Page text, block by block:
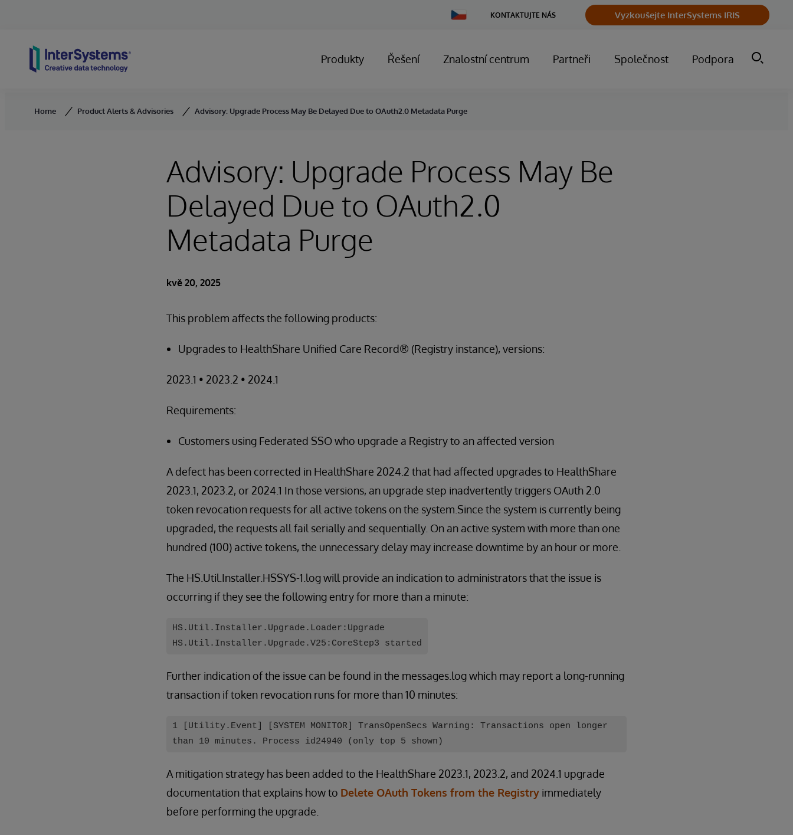
Change
Country
KONTAKTUJTE NÁS Vyzkoušejte InterSystems IRIS
Produkty Řešení Znalostní centrum Partneři Společnost Podpora
Home Product Alerts & Advisories Advisory: Upgrade Process May Be Delayed Due to OAuth2.0 Metadata Purge
Advisory: Upgrade Process May Be
Delayed Due to OAuth2.0
Metadata Purge
kvě 20, 2025
This problem affects the following products:
Upgrades to HealthShare Unified Care Record® (Registry instance), versions:
2023.1 • 2023.2 • 2024.1
Requirements:
Customers using Federated SSO who upgrade a Registry to an affected version
A defect has been corrected in HealthShare 2024.2 that had affected upgrades to HealthShare
2023.1, 2023.2, or 2024.1 In those versions, an upgrade step inadvertently triggers OAuth 2.0
token revocation requests for all active tokens on the system.Since the system is currently being
upgraded, the requests all fail serially and sequentially. On an active system with more than one
hundred (100) active tokens, the unnecessary delay may increase downtime by an hour or more.
The HS.Util.Installer.HSSYS-1.log will provide an indication to administrators that the issue is
occurring if they see the following entry for more than a minute:
HS.Util.Installer.Upgrade.Loader:Upgrade
HS.Util.Installer.Upgrade.V25:CoreStep3 started
Further indication of the issue can be found in the messages.log which may report a long-running
transaction if token revocation runs for more than 10 minutes:
1 [Utility.Event] [SYSTEM MONITOR] TransOpenSecs Warning: Transactions open longer
than 10 minutes. Process id24940 (only top 5 shown)
A mitigation strategy has been added to the HealthShare 2023.1, 2023.2, and 2024.1 upgrade
documentation that explains how to Delete OAuth Tokens from the Registry immediately
before performing the upgrade.